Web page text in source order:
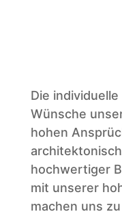
Die
Wünsche
hohen
hochwertiger
mit unserer
machen uns